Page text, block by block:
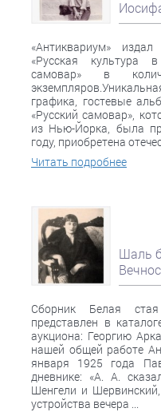
«Антиквариум»
«Русская культура
самовар» в
графика, гостевые
«Русский самовар»,
из Нью-Йорка, была
году, приобретена
Читать подробнее
Шаль
Сборник Белая
представлен в
аукциона: Георгию
нашей общей работе
января 1925 года
дневнике: «А. А.
Шенгели и
устройства вечера ...